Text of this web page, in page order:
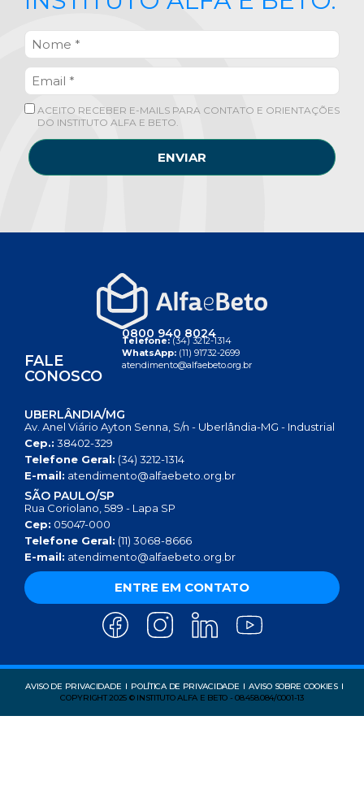
ACEITO RECEBER E-MAILS PARA CONTATO E ORIENTAÇÕES
DO INSTITUTO ALFA E BETO.
ENVIAR
FALE
CONOSCO
0800 940 8024
Telefone:(34) 3212-1314
WhatsApp: (11) 91732-2699
atendimento@alfaebeto.org.br
UBERLÂNDIA/MG
Av. Anel Viário Ayton Senna, S/n - Uberlândia-MG - Industrial
Cep.: 38402-329
Telefone Geral: (34) 3212-1314
E-mail: atendimento@alfaebeto.org.br
SÃO PAULO/SP
Rua Coriolano, 589 - Lapa SP
Cep: 05047-000
Telefone Geral: (11) 3068-8666
E-mail: atendimento@alfaebeto.org.br
ENTRE EM CONTATO
AVISO DE PRIVACIDADE POLÍTICA DE PRIVACIDADE
AVISO SOBRE COOKIES
COPYRIGHT 2025 © INSTITUTO ALFA E BETO - 08.458.084/0001-13